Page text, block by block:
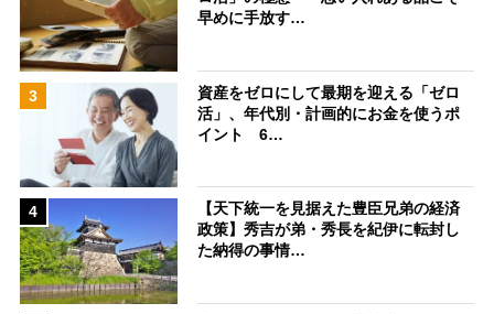
早めに手放す…
3
資産をゼロにして最期を迎える「ゼロ
活」、年代別・計画的にお金を使うポ
イント 6…
4
【天下統一を見据えた豊臣兄弟の経済
政策】秀吉が弟・秀長を紀伊に転封し
た納得の事情…